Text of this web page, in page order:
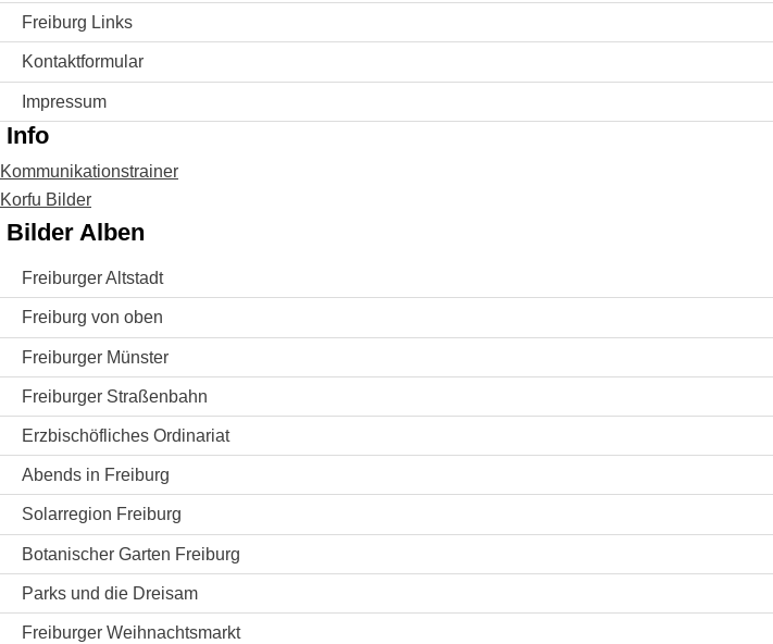
Freiburg Links
Kontaktformular
Impressum
Info
Kommunikationstrainer
Korfu Bilder
Bilder Alben
Freiburger Altstadt
Freiburg von oben
Freiburger Münster
Freiburger Straßenbahn
Erzbischöfliches Ordinariat
Abends in Freiburg
Solarregion Freiburg
Botanischer Garten Freiburg
Parks und die Dreisam
Freiburger Weihnachtsmarkt